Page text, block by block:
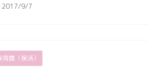
2017/9/7
育園（保活）